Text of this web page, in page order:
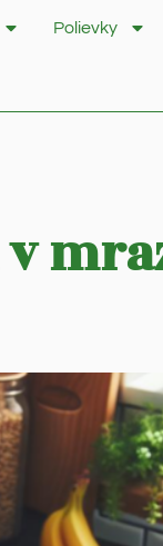
Polievky